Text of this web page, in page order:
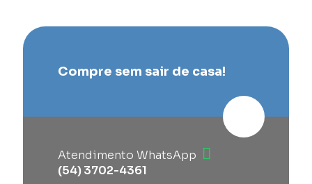
Compre sem sair de casa!
Atendimento WhatsApp
(54) 3702-4361